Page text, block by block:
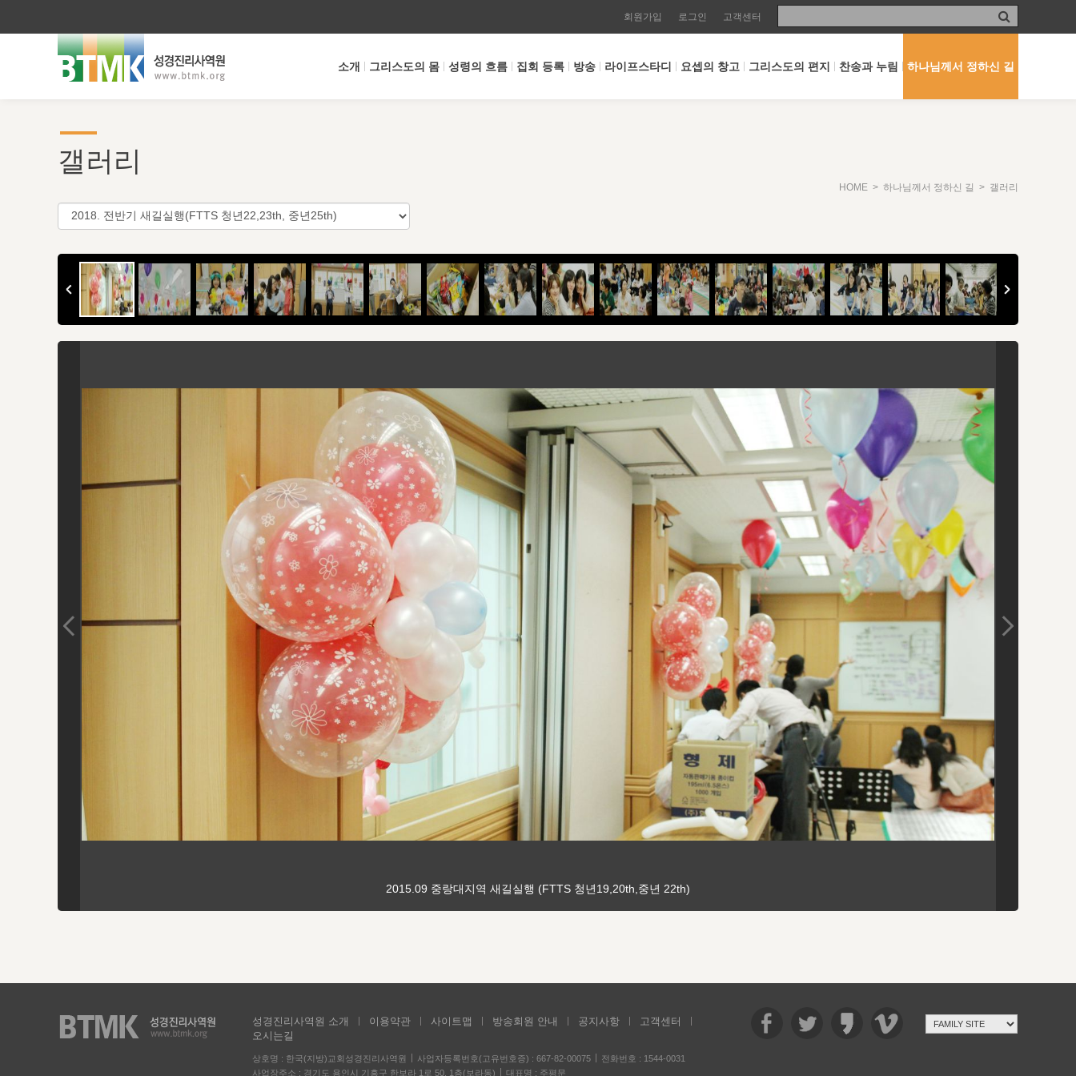
회원가입 로그인 고객센터
소개 그리스도의 몸 성령의 흐름 집회 등록 방송 라이프스타디 요셉의 창고 그리스도의 편지 찬송과 누림 하나님께서 정하신 길
갤러리
HOME > 하나님께서 정하신 길 > 갤러리
2015.09 중랑대지역 새길실행 (FTTS 청년19,20th,중년 22th)
성경진리사역원 소개 이용약관 사이트맵 방송회원 안내 공지사항
고객센터
오시는길
상호명 : 한국(지방)교회성경진리사역원 사업자등록번호(고유번호증) : 667-82-00075
전화번호 : 1544-0031
사업장주소 : 경기도 용인시 기흥구 한보라 1로 50, 1층(보라동)
대표명 : 주평문